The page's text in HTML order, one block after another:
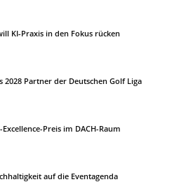
KI-Praxis in den Fokus rücken
2028 Partner der Deutschen Golf Liga
Preis im DACH-Raum
auf die Eventagenda